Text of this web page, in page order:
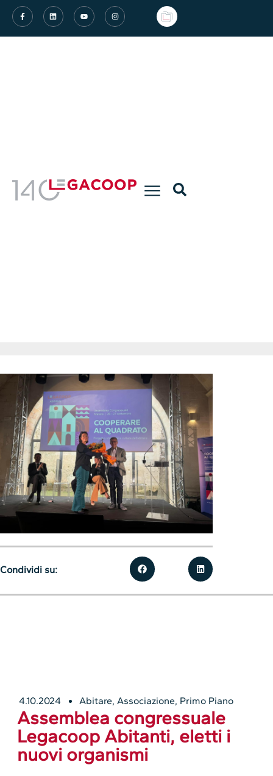
4.10.2024 Abitare,Associazione, Primo Piano
Assemblea congressuale
Legacoop Abitanti, eletti i
nuovi organismi
Condividi su: